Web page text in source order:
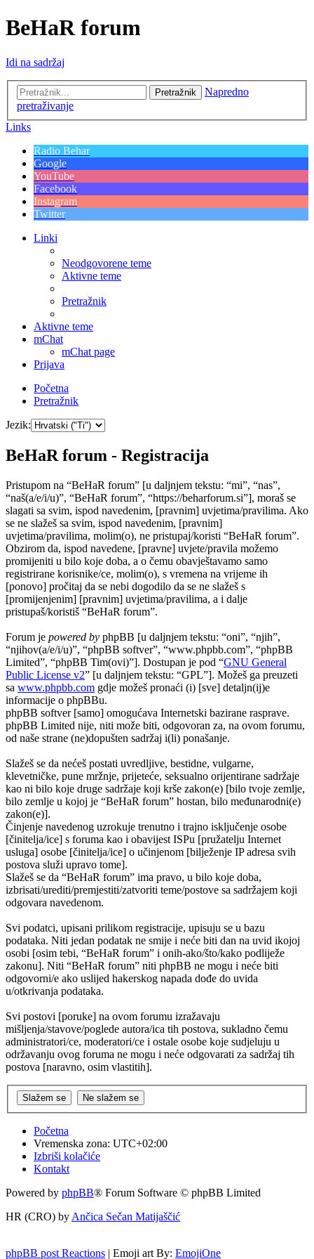
BeHaR forum
Idi na sadržaj
Pretražnik
Napredno
pretraživanje
Links
Radio Behar
Google
YouTube
Facebook
Instagram
Twitter
Linki
Neodgovorene teme
Aktivne teme
Pretražnik
Aktivne teme
mChat
mChat page
Prijava
Početna
Pretražnik
Jezik:
BeHaR forum - Registracija
Pristupom na “BeHaR forum” [u daljnjem tekstu: “mi”, “nas”,
“naš(a/e/i/u)”, “BeHaR forum”, “https://beharforum.si”], moraš se
slagati sa svim, ispod navedenim, [pravnim] uvjetima/pravilima. Ako
se ne slažeš sa svim, ispod navedenim, [pravnim]
uvjetima/pravilima, molim(o), ne pristupaj/koristi “BeHaR forum”.
Obzirom da, ispod navedene, [pravne] uvjete/pravila možemo
promijeniti u bilo koje doba, a o čemu obavještavamo samo
registrirane korisnike/ce, molim(o), s vremena na vrijeme ih
[ponovo] pročitaj da se nebi dogodilo da se ne slažeš s
[promijenjenim] [pravnim] uvjetima/pravilima, a i dalje
pristupaš/koristiš “BeHaR forum”.
Forum je powered by phpBB [u daljnjem tekstu: “oni”, “njih”,
“njihov(a/e/i/u)”, “phpBB softver”, “www.phpbb.com”, “phpBB
Limited”, “phpBB Tim(ovi)”]. Dostupan je pod “GNU General
Public License v2” [u daljnjem tekstu: “GPL”]. Možeš ga preuzeti
sa www.phpbb.com gdje možeš pronaći (i) [sve] detaljn(ij)e
informacije o phpBBu.
phpBB softver [samo] omogućava Internetski bazirane rasprave.
phpBB Limited nije, niti može biti, odgovoran za, na ovom forumu,
od naše strane (ne)dopušten sadržaj i(li) ponašanje.
Slažeš se da nećeš postati uvredljive, bestidne, vulgarne,
klevetničke, pune mržnje, prijeteće, seksualno orijentirane sadržaje
kao ni bilo koje druge sadržaje koji krše zakon(e) [bilo tvoje zemlje,
bilo zemlje u kojoj je “BeHaR forum” hostan, bilo međunarodni(e)
zakon(e)].
Činjenje navedenog uzrokuje trenutno i trajno isključenje osobe
[činitelja/ice] s foruma kao i obavijest ISPu [pružatelju Internet
usluga] osobe [činitelja/ice] o učinjenom [bilježenje IP adresa svih
postova služi upravo tome].
Slažeš se da “BeHaR forum” ima pravo, u bilo koje doba,
izbrisati/urediti/premjestiti/zatvoriti teme/postove sa sadržajem koji
odgovara navedenom.
Svi podatci, upisani prilikom registracije, upisuju se u bazu
podataka. Niti jedan podatak ne smije i neće biti dan na uvid ikojoj
osobi [osim tebi, “BeHaR forum” i onih-ako/što/kako podliježe
zakonu]. Niti “BeHaR forum” niti phpBB ne mogu i neće biti
odgovorni/e ako uslijed hakerskog napada dođe do uvida
u/otkrivanja podataka.
Svi postovi [poruke] na ovom forumu izražavaju
mišljenja/stavove/poglede autora/ica tih postova, sukladno čemu
administratori/ce, moderatori/ce i ostale osobe koje sudjeluju u
održavanju ovog foruma ne mogu i neće odgovarati za sadržaj tih
postova [naravno, osim vlastitih].
Početna
Vremenska zona: UTC+02:00
Izbriši kolačiće
Kontakt
Powered by phpBB® Forum Software © phpBB Limited
HR (CRO) by Ančica Sečan Matijaščić
phpBB post Reactions | Emoji art By: EmojiOne